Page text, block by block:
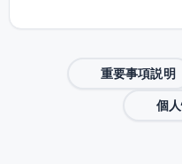
重要事項説明
個